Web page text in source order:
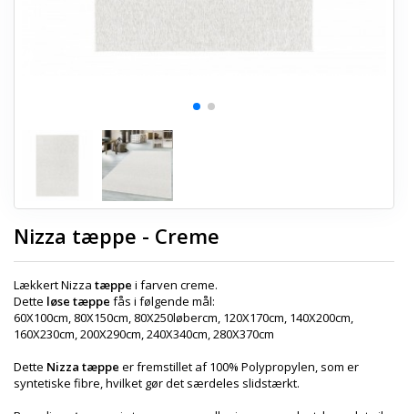
Nizza tæppe - Creme
Lækkert Nizza tæppe i farven creme.
Dette løse tæppe fås i følgende mål:
60X100cm, 80X150cm, 80X250løbercm, 120X170cm, 140X200cm,
160X230cm, 200X290cm, 240X340cm, 280X370cm
Dette Nizza tæppe er fremstillet af 100% Polypropylen, som er
syntetiske fibre, hvilket gør det særdeles slidstærkt.